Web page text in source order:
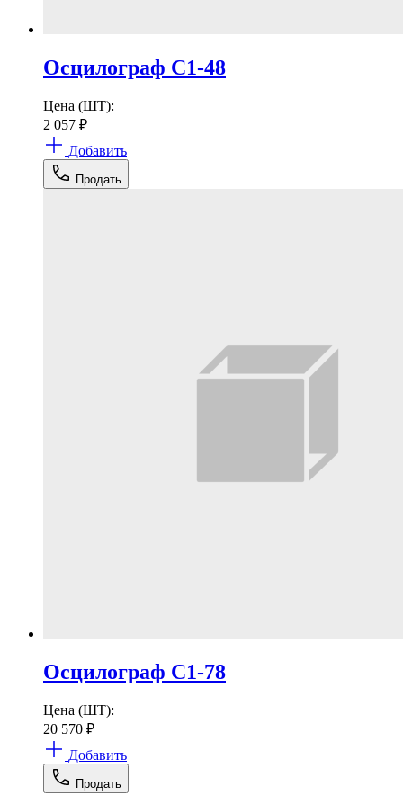
Осцилограф С1-48
Цена (ШТ):
2 057 ₽
Добавить
Продать
Осцилограф С1-78
Цена (ШТ):
20 570 ₽
Добавить
Продать